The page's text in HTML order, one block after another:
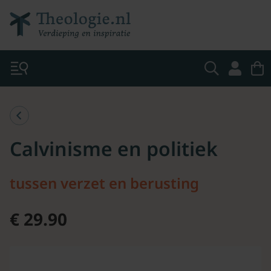
Calvinisme en politiek
tussen verzet en berusting
€ 29.90